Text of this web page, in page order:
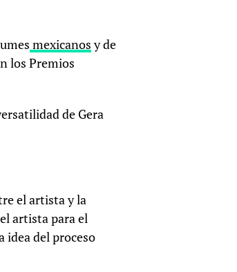
mexicanosy de
los Premios
de Gera
el artista y la
artista para el
idea del proceso